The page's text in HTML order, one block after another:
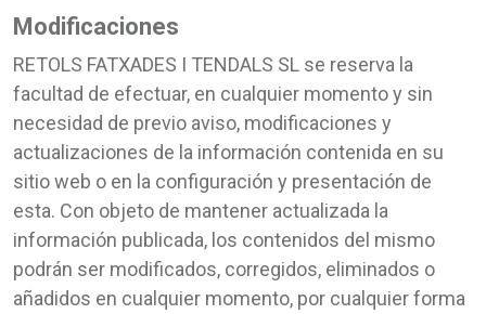
Modificaciones
RETOLS FATXADES I TENDALS SL se reserva la
facultad de efectuar, en cualquier momento y sin
necesidad de previo aviso, modificaciones y
actualizaciones de la información contenida en su
sitio web o en la configuración y presentación de
esta. Con objeto de mantener actualizada la
información publicada, los contenidos del mismo
podrán ser modificados, corregidos, eliminados o
añadidos en cualquier momento, por cualquier forma